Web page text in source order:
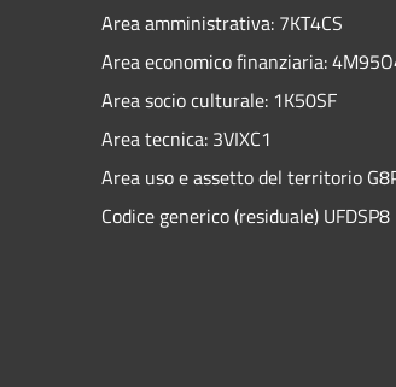
Area amministrativa: 7KT4CS
Area economico finanziaria:
Area socio culturale: 1K50SF
Area tecnica: 3VIXC1
Area uso e assetto del territorio
Codice generico (residuale) UFDSP8